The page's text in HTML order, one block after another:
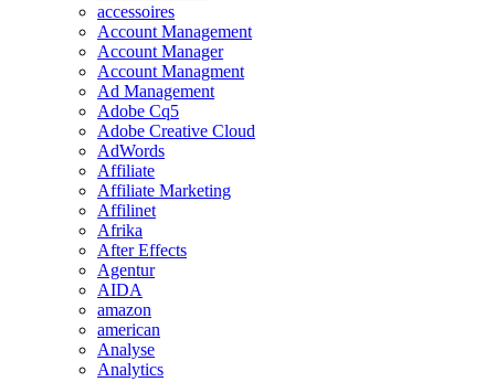
accessoires
Account Management
Account Manager
Account Managment
Ad Management
Adobe Cq5
Adobe Creative Cloud
AdWords
Affiliate
Affiliate Marketing
Affilinet
Afrika
After Effects
Agentur
AIDA
amazon
american
Analyse
Analytics